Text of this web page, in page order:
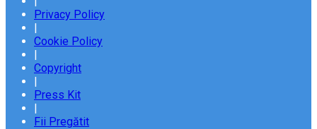
Privacy Policy
|
Cookie Policy
|
Copyright
|
Press Kit
|
Fii Pregătit